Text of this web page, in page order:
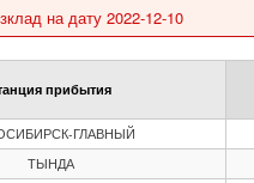
на дату 2022-12-10
прибытия
ГЛАВНЫЙ
ТЫНДА